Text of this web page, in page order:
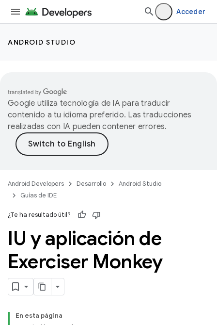
Acceder
ANDROID STUDIO
Google utiliza tecnología de IA para traducir
contenido a tu idioma preferido. Las traducciones
realizadas con IA pueden contener errores.
Android Developers Desarrollo
Android Studio
Guías de IDE
¿Te ha resultado útil?
IU y aplicación de
Exerciser Monkey
En esta página